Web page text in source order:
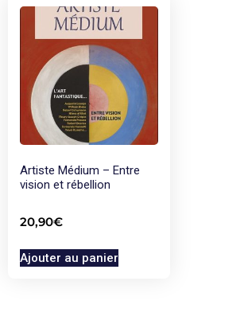
Artiste Médium – Entre
vision et rébellion
20,90€
Ajouter au panier